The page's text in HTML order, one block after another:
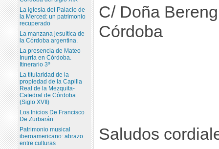
C/ Doña
Córdoba
Saludos
La iglesia del Palacio de
la Merced: un patrimonio
recuperado
La manzana jesuítica de
la Córdoba argentina.
La presencia de Mateo
Inurria en Córdoba.
Itinerario 3º
La titularidad de la
propiedad de la Capilla
Real de la Mezquita-
Catedral de Córdoba
(Siglo XVII)
Los Inicios De Francisco
De Zurbarán
Patrimonio musical
iberoamericano: abrazo
entre culturas